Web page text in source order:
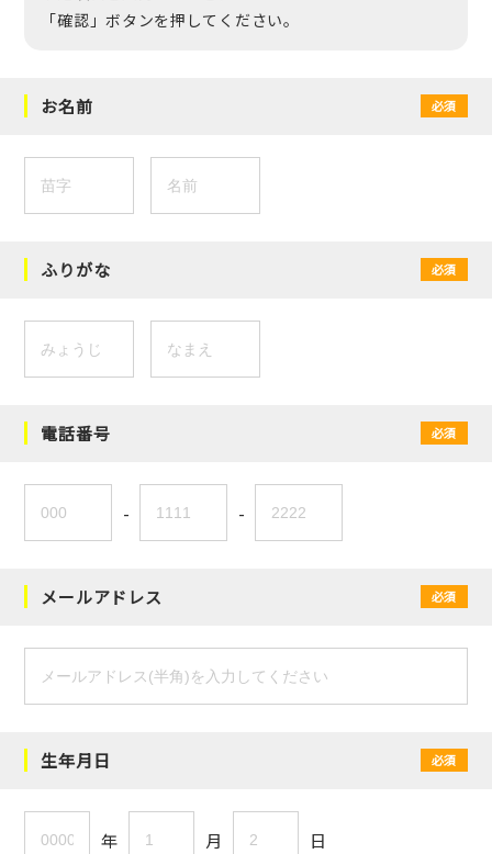
「確認」ボタンを押してください。
お名前 必須
ふりがな 必須
電話番号 必須
- -
メールアドレス 必須
生年月日 必須
年 月 日